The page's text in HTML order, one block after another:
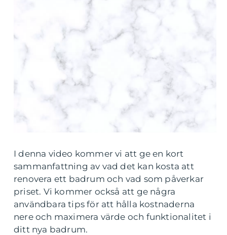
I denna video kommer vi att ge en kort
sammanfattning av vad det kan kosta att
renovera ett badrum och vad som påverkar
priset. Vi kommer också att ge några
användbara tips för att hålla kostnaderna
nere och maximera värde och funktionalitet i
ditt nya badrum.